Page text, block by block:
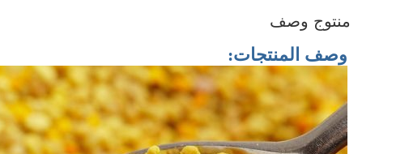
منتوج وصف
وصف المنتجات: